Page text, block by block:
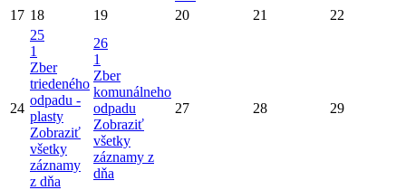
17 18 19 20 21 22
24
25
1
Zber
triedeného
odpadu -
plasty
Zobraziť
všetky
záznamy
z dňa
26
1
Zber
komunálneho
odpadu
Zobraziť
všetky
záznamy z
dňa
27 28 29